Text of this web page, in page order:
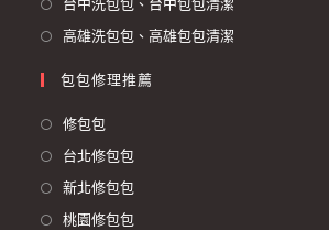
台中洗包包、台中包包清潔
高雄洗包包、高雄包包清潔
包包修理推薦
修包包
台北修包包
新北修包包
桃園修包包